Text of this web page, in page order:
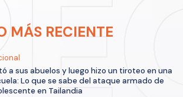
MÁS RECIENTE
a sus abuelos y luego hizo un tiroteo en una
Lo que se sabe del ataque armado de
en Tailandia